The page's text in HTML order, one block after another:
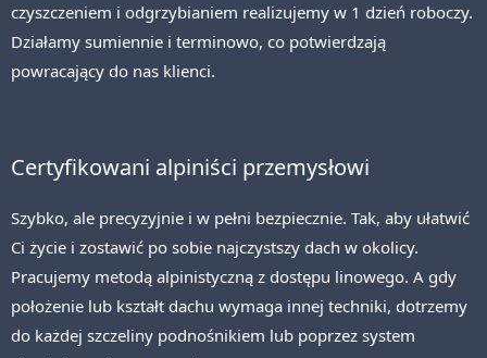
czyszczeniem i odgrzybianiem realizujemy w 1 dzień roboczy.
Działamy sumiennie i terminowo, co potwierdzają
powracający do nas klienci.
Certyfikowani alpiniści przemysłowi
Szybko, ale precyzyjnie i w pełni bezpiecznie. Tak, aby ułatwić
Ci życie i zostawić po sobie najczystszy dach w okolicy.
Pracujemy metodą alpinistyczną z dostępu linowego. A gdy
położenie lub kształt dachu wymaga innej techniki, dotrzemy
do każdej szczeliny podnośnikiem lub poprzez system